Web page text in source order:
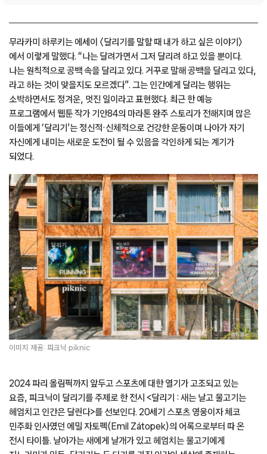
무라카미 하루키는 에세이 〈달리기를 말할 때 내가 하고 싶은 이야기〉
에서 이렇게 말했다. “나는 달려가면서 그저 달리려 하고 있을 뿐이다.
나는 원칙적으로 공백 속을 달리고 있다. 거꾸로 말해 공백을 달리고 있다,
라고 하는 것이 맞을지도 모르겠다”. 그는 인간에게 달리는 행위는
소박하면서도 정겨운, 멋진 일이라고 표현했다. 최근 한 예능
프로그램에서 웹툰 작가 기안84의 마라톤 완주 스토리가 전해지며 많은
이들에게 ‘달리기’는 정신적·신체적으로 건강한 운동이며 나아가 자기
자신에게 내미는 새로운 도전이 될 수 있음을 각인하게 되는 계기가
되었다.
이미지 제공: 피크닉 piknic
2024 파리 올림픽까지 앞두고 스포츠에 대한 열기가 고조되고 있는
요즘, 피크닉이 달리기를 주제로 한 전시 <달리기 : 새는 날고 물고기는
헤엄치고 인간은 달린다>를 선보인다. 20세기 스포츠 영웅이자 체코
민주화 인사였던 에밀 자토펙(Emil Zátopek)의 어록으로부터 따 온
전시 타이틀. 날아가는 새에게 날개가 있고 헤엄치는 물고기에게